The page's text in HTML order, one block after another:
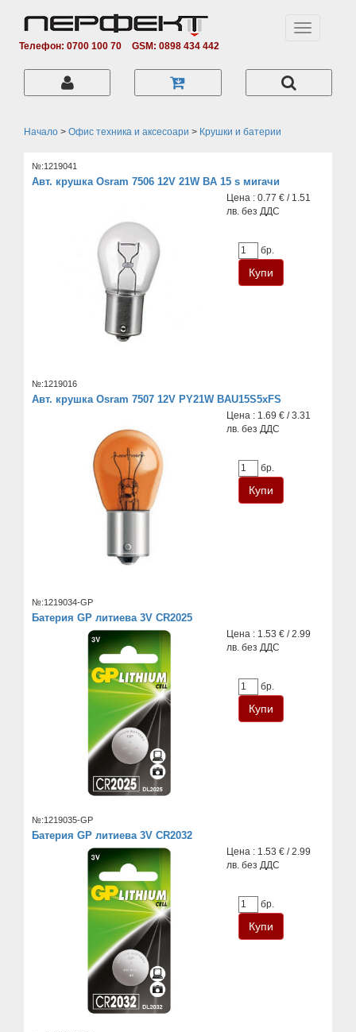
Телефон: 0700 100 70 GSM: 0898 434 442
Toggle
Начало > Офис техника и аксесоари > Крушки и батерии
№:1219041
Авт. крушка Osram 7506 12V 21W BA 15 s мигачи
Цена : 0.77 € / 1.51
лв. без ДДС
бр.
№:1219016
Авт. крушка Osram 7507 12V PY21W BAU15S5xFS
Цена : 1.69 € / 3.31
лв. без ДДС
бр.
№:1219034-GP
Батерия GP литиева 3V CR2025
Цена : 1.53 € / 2.99
лв. без ДДС
бр.
№:1219035-GP
Батерия GP литиева 3V CR2032
Цена : 1.53 € / 2.99
лв. без ДДС
бр.